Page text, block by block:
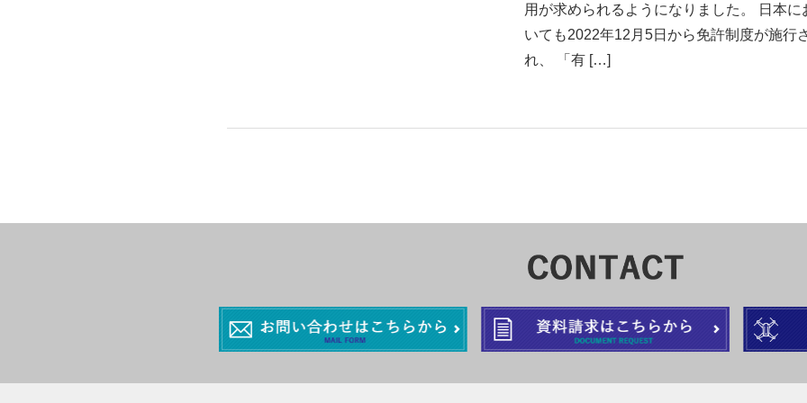
用が求められるようになりました。 日本に
いても2022年12月5日から免許制度が施行
れ、 「有 […]